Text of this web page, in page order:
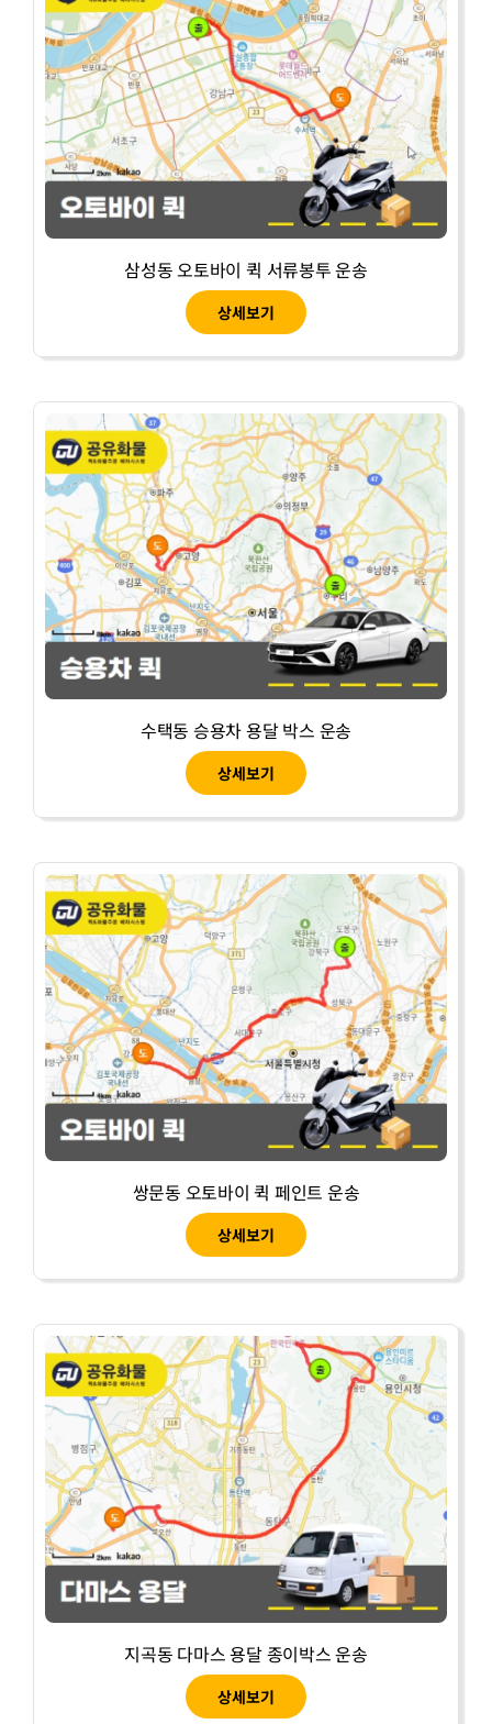
삼성동 오토바이 퀵 서류봉투 운송
상세보기
수택동 승용차 용달 박스 운송
상세보기
쌍문동 오토바이 퀵 페인트 운송
상세보기
지곡동 다마스 용달 종이박스 운송
상세보기